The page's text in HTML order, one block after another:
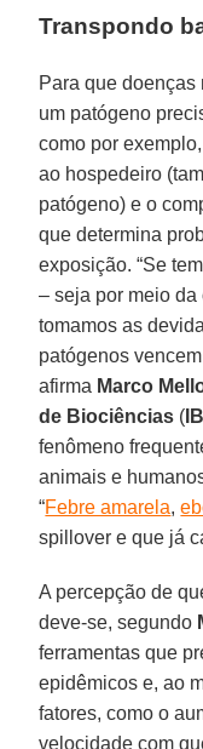
Transpondo
Para que doenças
um patógeno
como por
ao hospedeiro
patógeno) e o
que determina
exposição. “Se
– seja por meio
tomamos as
patógenos
afirma Marco
de Biociências (
fenômeno
animais e
“Febre amarela,
spillover e que já
A percepção de
deve-se, segundo
ferramentas que
epidêmicos e, ao
fatores, como o
velocidade com